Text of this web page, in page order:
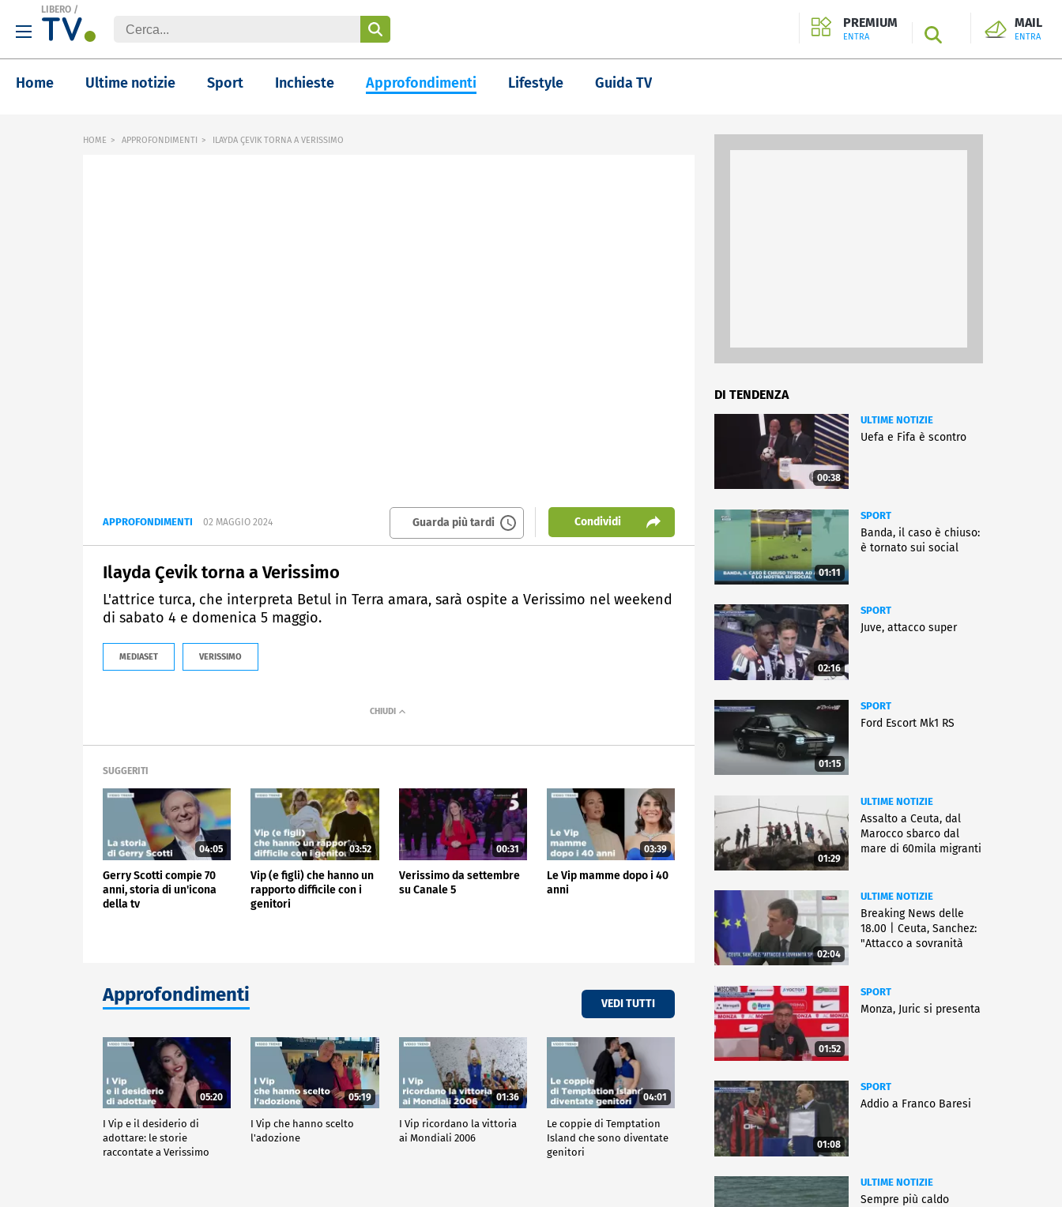
LIBERO /
PREMIUM
ENTRA SEARCH
MAIL
ENTRA
Home Ultime notizie Sport Inchieste Approfondimenti Lifestyle Guida TV
HOME APPROFONDIMENTI ILAYDA ÇEVIK TORNA A VERISSIMO
APPROFONDIMENTI 02 MAGGIO 2024 Guarda più tardi Condividi
Ilayda Çevik torna a Verissimo
L'attrice turca, che interpreta Betul in Terra amara, sarà ospite a Verissimo nel weekend
di sabato 4 e domenica 5 maggio.
MEDIASET VERISSIMO
SUGGERITI
04:05
Gerry Scotti compie 70
anni, storia di un'icona
della tv
03:52
Vip (e figli) che hanno un
rapporto difficile con i
genitori
00:31
Verissimo da settembre
su Canale 5
03:39
Le Vip mamme dopo i 40
anni
Approfondimenti VEDI TUTTI
05:20
I Vip e il desiderio di
adottare: le storie
raccontate a Verissimo
05:19
I Vip che hanno scelto
l'adozione
01:36
I Vip ricordano la vittoria
ai Mondiali 2006
04:01
Le coppie di Temptation
Island che sono diventate
genitori
DI TENDENZA
00:38
ULTIME NOTIZIE
Uefa e Fifa è scontro
01:11
SPORT
Banda, il caso è chiuso:
è tornato sui social
02:16
SPORT
Juve, attacco super
01:15
SPORT
Ford Escort Mk1 RS
01:29
ULTIME NOTIZIE
Assalto a Ceuta, dal
Marocco sbarco dal
mare di 60mila migranti
02:04
ULTIME NOTIZIE
Breaking News delle
18.00 | Ceuta, Sanchez:
"Attacco a sovranità
01:52
SPORT
Monza, Juric si presenta
01:08
SPORT
Addio a Franco Baresi
ULTIME NOTIZIE
Sempre più caldo